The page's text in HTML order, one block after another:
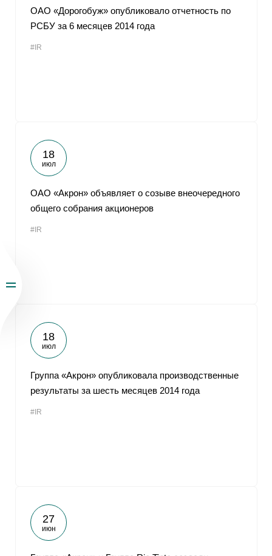
ОАО «Дорогобуж» опубликовало отчетность по
РСБУ за 6 месяцев 2014 года
#IR
18
июл
ОАО «Акрон» объявляет о созыве внеочередного
общего собрания акционеров
#IR
18
июл
Группа «Акрон» опубликовала производственные
результаты за шесть месяцев 2014 года
#IR
27
июн